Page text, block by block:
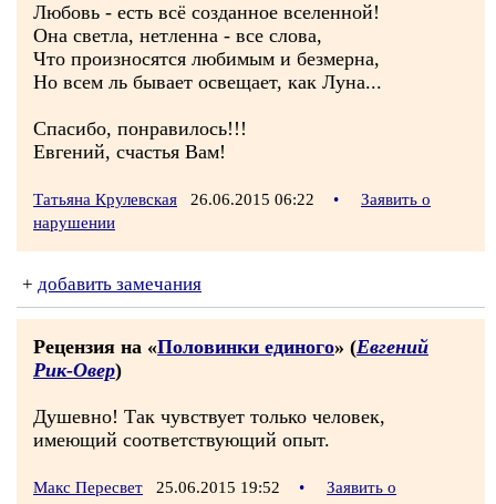
Любовь - есть всё созданное вселенной!
Она светла, нетленна - все слова,
Что произносятся любимым и безмерна,
Но всем ль бывает освещает, как Луна...
Спасибо, понравилось!!!
Евгений, счастья Вам!
Татьяна Крулевская 26.06.2015 06:22 •
Заявить о
нарушении
+ добавить замечания
Рецензия на «Половинки единого» (Евгений
Рик-Овер)
Душевно! Так чувствует только человек,
имеющий соответствующий опыт.
Макс Пересвет 25.06.2015 19:52 •
Заявить о